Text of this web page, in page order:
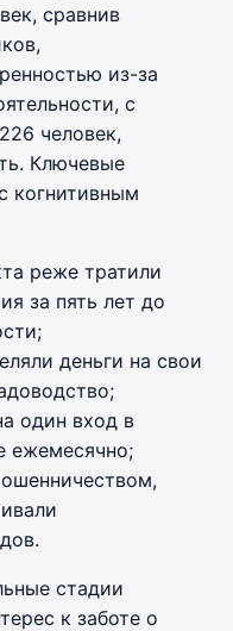
сравнив
из-за
с
человек,
Ключевые
когнитивным
реже тратили
за пять лет до
деньги на свои
один вход в
ежемесячно;
стадии
к заботе о